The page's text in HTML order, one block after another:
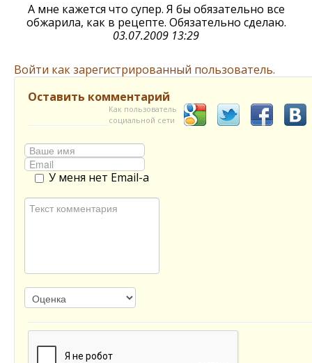
А мне кажется что супер. Я бы обязательно все
обжарила, как в рецепте. Обязательно сделаю.
03.07.2009 13:29
Войти как зарегистрированный пользователь.
Оставить комментарий
Как пользователь
социальной сети
У меня нет Email-а